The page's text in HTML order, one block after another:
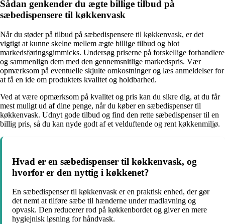
Sådan genkender du ægte billige tilbud på
sæbedispensere til køkkenvask
Når du støder på tilbud på sæbedispensere til køkkenvask, er det
vigtigt at kunne skelne mellem ægte billige tilbud og blot
markedsføringsgimmicks. Undersøg priserne på forskellige forhandlere
og sammenlign dem med den gennemsnitlige markedspris. Vær
opmærksom på eventuelle skjulte omkostninger og læs anmeldelser for
at få en ide om produktets kvalitet og holdbarhed.
Ved at være opmærksom på kvalitet og pris kan du sikre dig, at du får
mest muligt ud af dine penge, når du køber en sæbedispenser til
køkkenvask. Udnyt gode tilbud og find den rette sæbedispenser til en
billig pris, så du kan nyde godt af et velduftende og rent køkkenmiljø.
Hvad er en sæbedispenser til køkkenvask, og
hvorfor er den nyttig i køkkenet?
En sæbedispenser til køkkenvask er en praktisk enhed, der gør
det nemt at tilføre sæbe til hænderne under madlavning og
opvask. Den reducerer rod på køkkenbordet og giver en mere
hygiejnisk løsning for håndvask.